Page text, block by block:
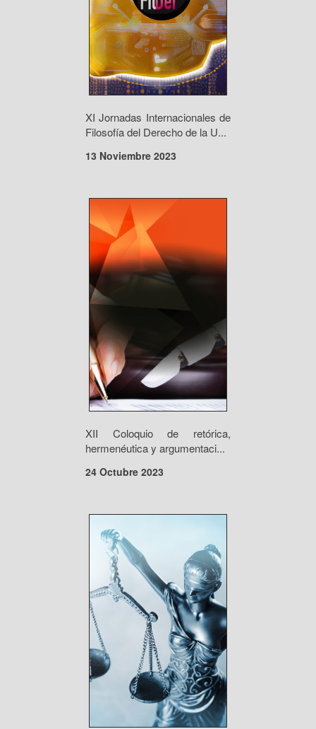
XI Jornadas Internacionales de
Filosofía del Derecho de la U...
13 Noviembre 2023
XII Coloquio de retórica,
hermenéutica y argumentaci...
24 Octubre 2023